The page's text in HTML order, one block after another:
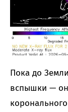
Пока до
вспышки —